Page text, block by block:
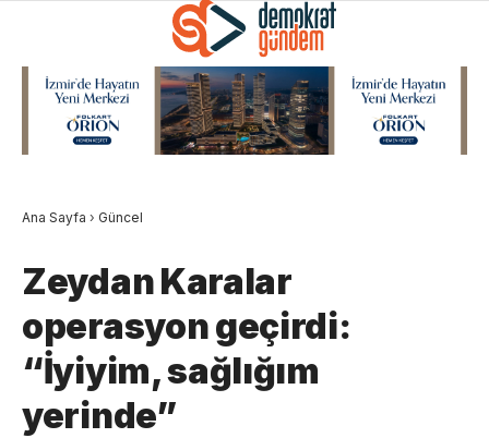
Ana Sayfa › Güncel
Zeydan Karalar
operasyon geçirdi:
“İyiyim, sağlığım
yerinde”